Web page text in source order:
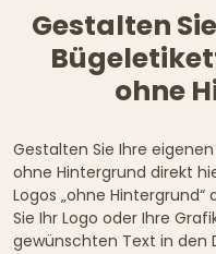
Gestalten
ohne
Gestalten Sie Ihre
ohne Hintergrund direkt
Logos „ohne
Sie Ihr Logo oder Ihre
gewünschten Text in den